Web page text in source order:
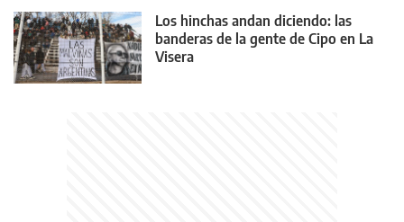
Los hinchas andan diciendo: las
banderas de la gente de Cipo en La
Visera